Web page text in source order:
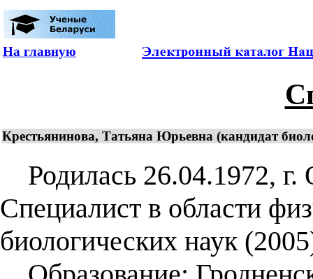
На главную
Крестьянинова, Татьяна Юрьевна (кандидат
Родилась 26.04.1972, г.
Специалист в области
биологических наук